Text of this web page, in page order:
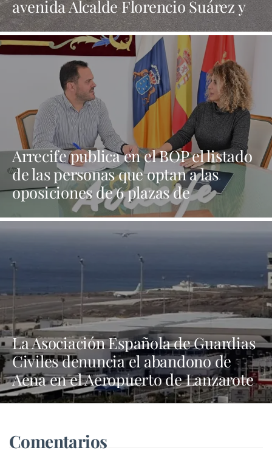
avenida Alcalde Florencio Suárez y
31 calles aledañas
Arrecife publica en el BOP el listado
de las personas que optan a las
oposiciones de 6 plazas de
trabajadores sociales
La Asociación Española de Guardias
Civiles denuncia el abandono de
Aena en el Aeropuerto de Lanzarote
Comentarios